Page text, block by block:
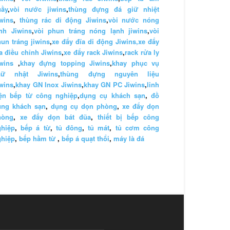
,vòi nước jiwins,thùng đựng đá giữ nhiệt
, thùng rác di động Jiwins,vòi nước nóng
Jiwins,vòi phun tráng nóng lạnh jiwins,vòi
tráng jiwins,xe đẩy đĩa di động Jiwins,xe đẩy
điều chỉnh Jiwins,xe đẩy rack Jiwins,rack rửa ly
,khay đựng topping Jiwins,khay phục vụ
nhật Jiwins,thùng đựng nguyên liệu
,khay GN Inox Jiwins,khay GN PC Jiwins,linh
bếp từ công nghiệp,dụng cụ khách sạn, đồ
khách sạn, dụng cụ dọn phòng, xe đẩy dọn
, xe đẩy dọn bát đũa, thiết bị bếp công
,bếp á từ, tủ đông,tủ mát, tủ cơm công
, bếp hầm từ , bếp á quạt thổi, máy là đá